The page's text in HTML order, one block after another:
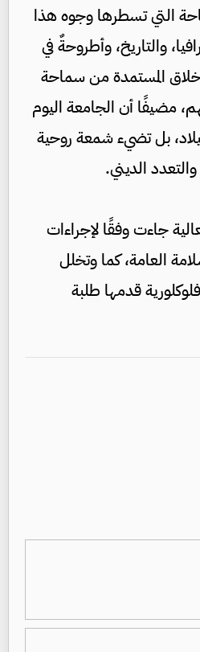
التي تسطرها وجوه هذا
والتاريخ، وأطروحةٌ في
المستمدة من سماحة
مضيفًا أن الجامعة اليوم
بل تضيء شمعة روحية
الديني.
جاءت وفقًا لإجراءات
العامة، كما وتخلل
قدمها طلبة